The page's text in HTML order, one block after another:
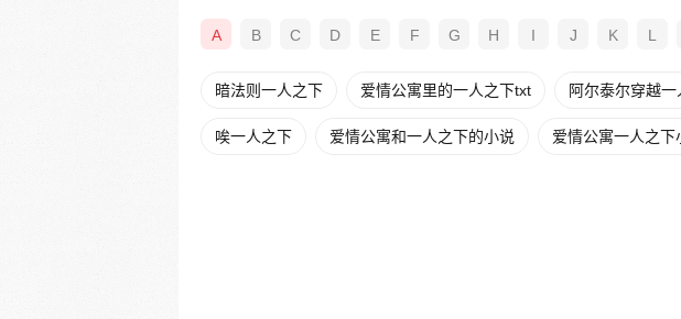
A B C D E F G H I J K L
暗法则一人之下 爱情公寓里的一人之下txt 阿尔泰尔穿越
唉一人之下 爱情公寓和一人之下的小说 爱情公寓一人之下